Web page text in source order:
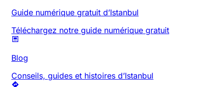
Guide numérique gratuit d’Istanbul
Téléchargez notre guide numérique gratuit
Blog
Conseils, guides et histoires d’Istanbul